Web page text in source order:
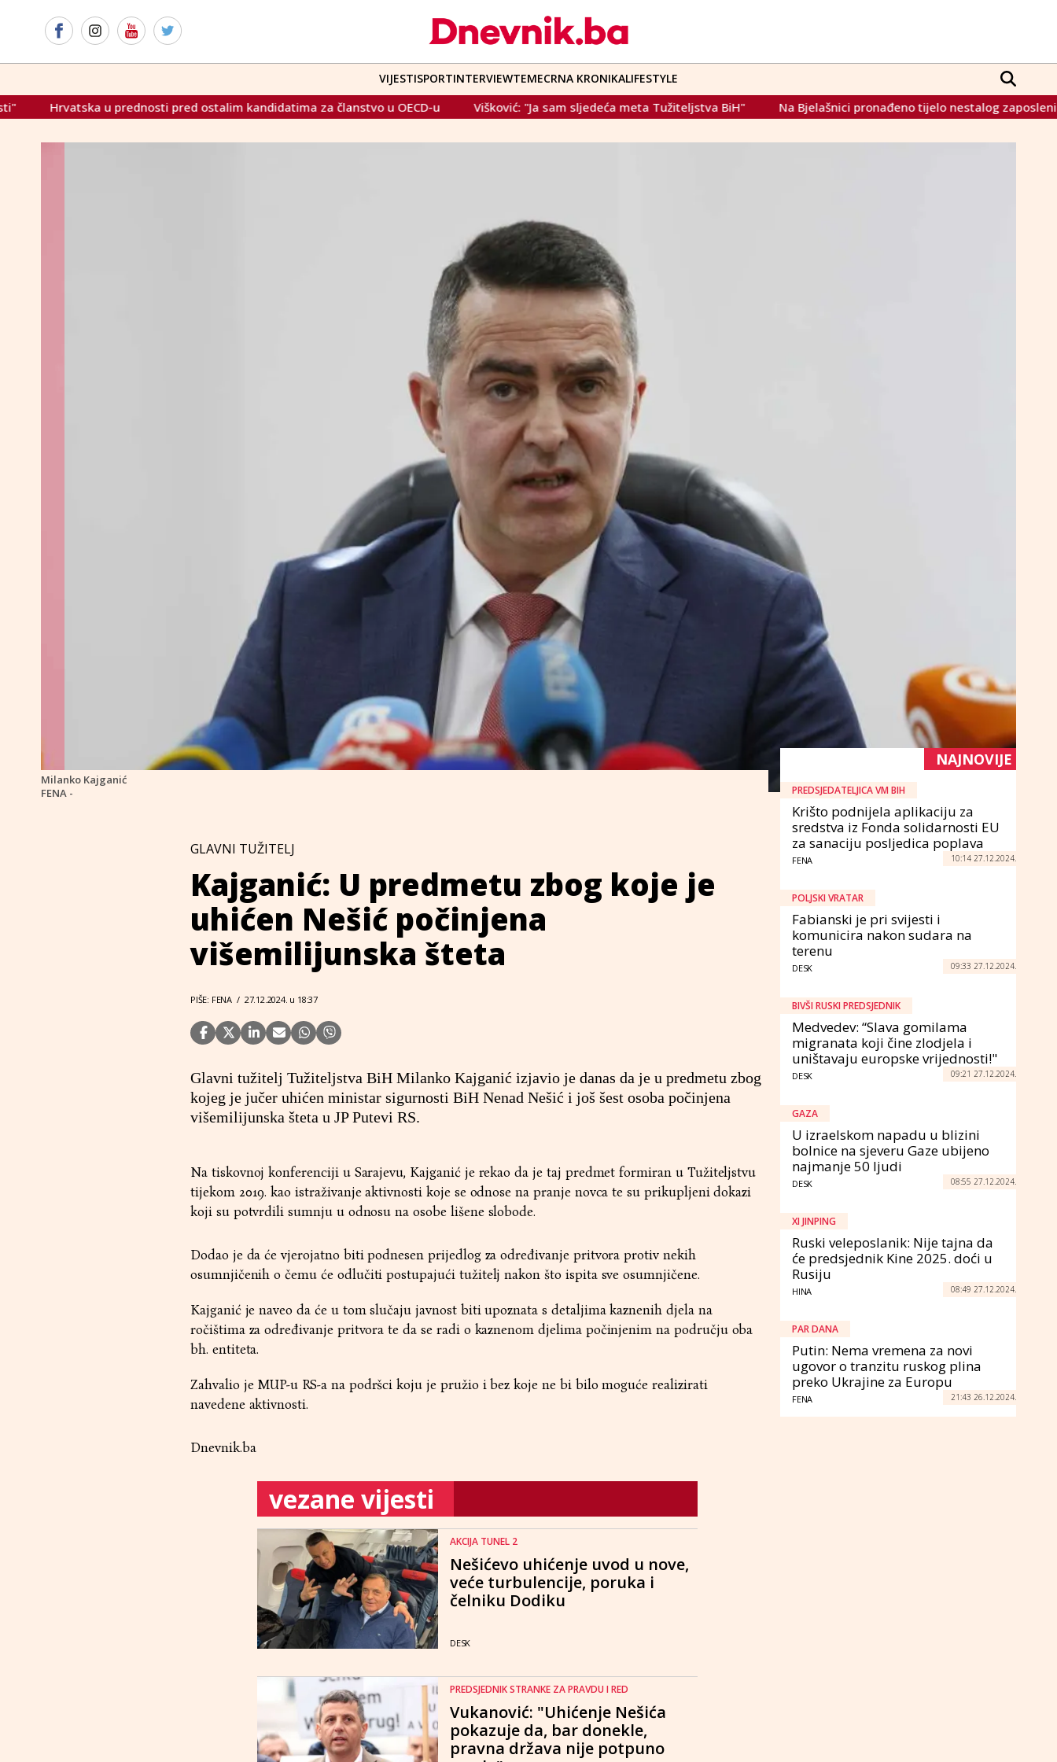
VIJESTISPORTINTERVIEWTEMECRNA KRONIKALIFESTYLE
u prednosti pred ostalim kandidatima za članstvo u OECD-u Višković: "Ja sam sljedeća meta Tužiteljstva BiH" Na Bjelašnici pronađeno tijelo nestalog zaposlenika Federalnog
Milanko Kajganić
FENA -
GLAVNI TUŽITELJ
Kajganić: U predmetu zbog koje je
uhićen Nešić počinjena
višemilijunska šteta
PIŠE: FENA / 27.12.2024. u 18:37
Glavni tužitelj Tužiteljstva BiH Milanko Kajganić izjavio je danas da je u predmetu zbog
kojeg je jučer uhićen ministar sigurnosti BiH Nenad Nešić i još šest osoba počinjena
višemilijunska šteta u JP Putevi RS.
Na tiskovnoj konferenciji u Sarajevu, Kajganić je rekao da je taj predmet formiran u Tužiteljstvu
tijekom 2019. kao istraživanje aktivnosti koje se odnose na pranje novca te su prikupljeni dokazi
koji su potvrdili sumnju u odnosu na osobe lišene slobode.
Dodao je da će vjerojatno biti podnesen prijedlog za određivanje pritvora protiv nekih
osumnjičenih o čemu će odlučiti postupajući tužitelj nakon što ispita sve osumnjičene.
Kajganić je naveo da će u tom slučaju javnost biti upoznata s detaljima kaznenih djela na
ročištima za određivanje pritvora te da se radi o kaznenom djelima počinjenim na području oba
bh. entiteta.
Zahvalio je MUP-u RS-a na podršci koju je pružio i bez koje ne bi bilo moguće realizirati
navedene aktivnosti.
Dnevnik.ba
vezane vijesti
AKCIJA TUNEL 2
Nešićevo uhićenje uvod u nove,
veće turbulencije, poruka i
čelniku Dodiku
DESK
PREDSJEDNIK STRANKE ZA PRAVDU I RED
Vukanović: "Uhićenje Nešića
pokazuje da, bar donekle,
pravna država nije potpuno
NAJNOVIJE
PREDSJEDATELJICA VM BIH
Krišto podnijela aplikaciju za
sredstva iz Fonda solidarnosti EU
za sanaciju posljedica poplava
FENA 10:14 27.12.2024.
POLJSKI VRATAR
Fabianski je pri svijesti i
komunicira nakon sudara na
terenu
DESK 09:33 27.12.2024.
BIVŠI RUSKI PREDSJEDNIK
Medvedev: “Slava gomilama
migranata koji čine zlodjela i
uništavaju europske vrijednosti!"
DESK 09:21 27.12.2024.
GAZA
U izraelskom napadu u blizini
bolnice na sjeveru Gaze ubijeno
najmanje 50 ljudi
DESK 08:55 27.12.2024.
XI JINPING
Ruski veleposlanik: Nije tajna da
će predsjednik Kine 2025. doći u
Rusiju
HINA 08:49 27.12.2024.
PAR DANA
Putin: Nema vremena za novi
ugovor o tranzitu ruskog plina
preko Ukrajine za Europu
FENA 21:43 26.12.2024.